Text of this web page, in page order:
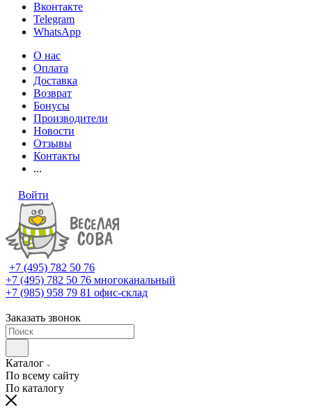
Вконтакте
Telegram
WhatsApp
О нас
Оплата
Доставка
Возврат
Бонусы
Производители
Новости
Отзывы
Контакты
...
Войти
+7 (495) 782 50 76
+7 (495) 782 50 76 многоканальный
+7 (985) 958 79 81 офис-склад
Заказать звонок
Каталог
По всему сайту
По каталогу